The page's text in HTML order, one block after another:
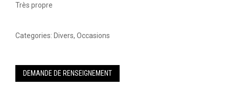
Très propre
Categories: Divers, Occasions
DEMANDE DE RENSEIGNEMENT